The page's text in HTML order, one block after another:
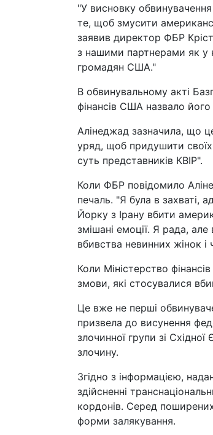
"У висновку
те, щоб змусити
заявив директор ФБР
з нашими партнерами як у
громадян США."
В обвинувальному акті
фінансів США назвало його
Алінеджад зазначила, що
уряд, щоб придушити
суть представників КВІР".
Коли ФБР повідомило
печаль. "Я була в
Йорку з Ірану вбити
змішані емоції. Я рада,
вбивства невинних жінок і
Коли Міністерство
змови, які стосувалися
Це вже не перші
призвела до висунення
злочинної групи зі
злочину.
Згідно з інформацією,
здійсненні
кордонів. Серед
форми залякування.